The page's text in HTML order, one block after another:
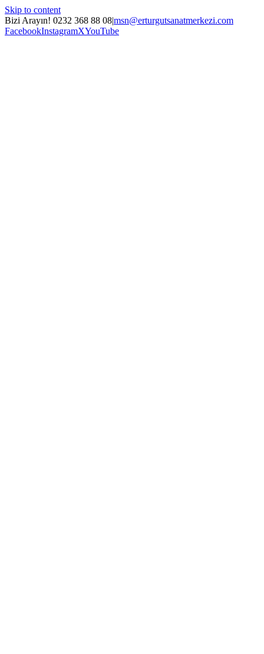
Skip to content
Bizi Arayın! 0232 368 88 08|msn@erturgutsanatmerkezi.com
FacebookInstagramXYouTube